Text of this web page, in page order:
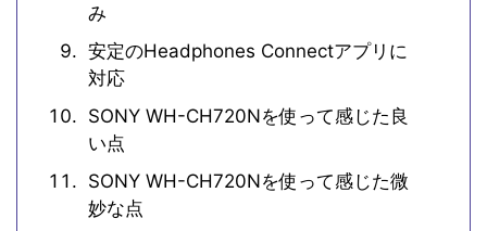
み
安定のHeadphones Connectアプリに
対応
SONY WH-CH720Nを使って感じた良
い点
SONY WH-CH720Nを使って感じた微
妙な点